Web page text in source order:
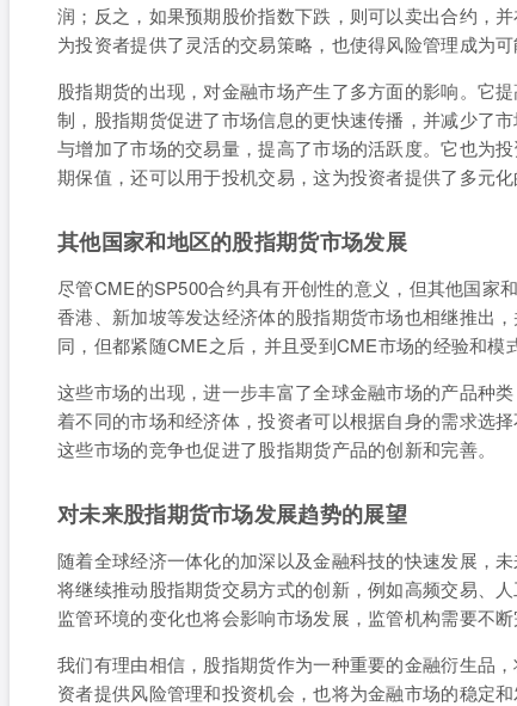
润；反之，如果预期股价指数下跌，则可以卖出合约，
为投资者提供了灵活的交易策略，也使得风险管理成为可
股指期货的出现，对金融市场产生了多方面的影响。它
制，股指期货促进了市场信息的更快速传播，并减少了
与增加了市场的交易量，提高了市场的活跃度。它也为
期保值，还可以用于投机交易，这为投资者提供了多元化
其他国家和地区的股指期货市场发展
尽管CME的SP500合约具有开创性的意义，但其他国家
香港、新加坡等发达经济体的股指期货市场也相继推出
同，但都紧随CME之后，并且受到CME市场的经验和模
这些市场的出现，进一步丰富了全球金融市场的产品种
着不同的市场和经济体，投资者可以根据自身的需求选
这些市场的竞争也促进了股指期货产品的创新和完善。
对未来股指期货市场发展趋势的展望
随着全球经济一体化的加深以及金融科技的快速发展，
将继续推动股指期货交易方式的创新，例如高频交易、
监管环境的变化也将会影响市场发展，监管机构需要不
我们有理由相信，股指期货作为一种重要的金融衍生品
资者提供风险管理和投资机会，也将为金融市场的稳定